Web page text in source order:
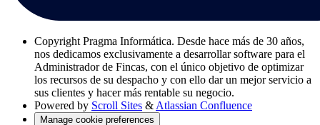
Copyright Pragma Informática. Desde hace más de 30 años,
nos dedicamos exclusivamente a desarrollar software para el
Administrador de Fincas, con el único objetivo de optimizar
los recursos de su despacho y con ello dar un mejor servicio a
sus clientes y hacer más rentable su negocio.
Powered by Scroll Sites & Atlassian Confluence
Manage cookie preferences